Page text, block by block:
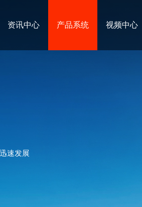
资讯中心 产品系统 视频中心
速发展